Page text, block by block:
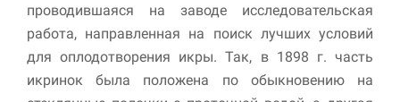
проводившаяся на заводе исследовательская
работа, направленная на поиск лучших условий
для оплодотворения икры. Так, в 1898 г. часть
икринок была положена по обыкновению на